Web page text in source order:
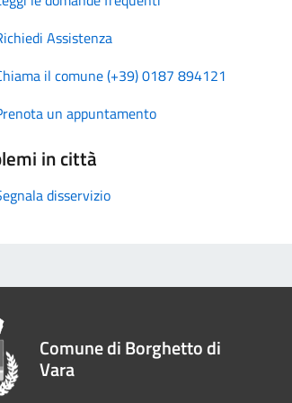
Assistenza
il comune (+39) 0187 894121
un appuntamento
in città
disservizio
Comune di Borghetto di
Vara